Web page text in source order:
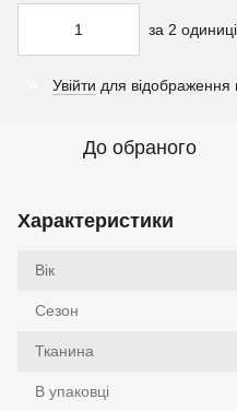
за 2 одиниці
Увійти для відображення
До обраного
Характеристики
Вік
Сезон
Тканина
В упаковці